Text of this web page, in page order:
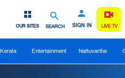
SEARCH SIGN IN
OUR SITES LIVE TV
Kerala Entertainment Nattuvartha